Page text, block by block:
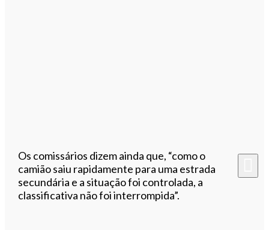
Os comissários dizem ainda que, “como o
camião saiu rapidamente para uma estrada
secundária e a situação foi controlada, a
classificativa não foi interrompida”.